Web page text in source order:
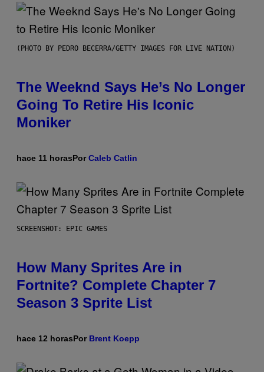
(PHOTO BY PEDRO BECERRA/GETTY IMAGES FOR LIVE NATION)
The Weeknd Says He’s No Longer
Going To Retire His Iconic
Moniker
hace 11 horasPorCaleb Catlin
SCREENSHOT: EPIC GAMES
How Many Sprites Are in
Fortnite? Complete Chapter 7
Season 3 Sprite List
hace 12 horasPor Brent Koepp